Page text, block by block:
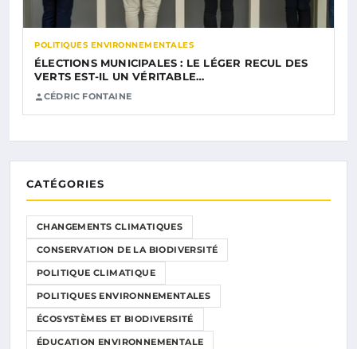
POLITIQUES ENVIRONNEMENTALES
ÉLECTIONS MUNICIPALES : LE LÉGER RECUL DES
VERTS EST-IL UN VÉRITABLE…
CÉDRIC FONTAINE
CATÉGORIES
CHANGEMENTS CLIMATIQUES
CONSERVATION DE LA BIODIVERSITÉ
POLITIQUE CLIMATIQUE
POLITIQUES ENVIRONNEMENTALES
ÉCOSYSTÈMES ET BIODIVERSITÉ
ÉDUCATION ENVIRONNEMENTALE